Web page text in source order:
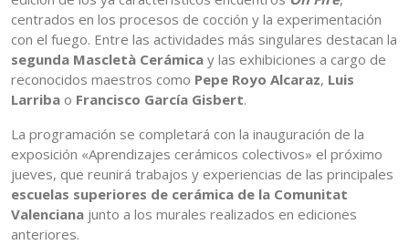
centrados en los procesos de cocción y la experimentación
con el fuego. Entre las actividades más singulares destacan la
segunda Mascletà Cerámica y las exhibiciones a cargo de
reconocidos maestros como Pepe Royo Alcaraz, Luis
Larriba o Francisco García Gisbert.
La programación se completará con la inauguración de la
exposición «Aprendizajes cerámicos colectivos» el próximo
jueves, que reunirá trabajos y experiencias de las principales
escuelas superiores de cerámica de la Comunitat
Valenciana junto a los murales realizados en ediciones
anteriores.